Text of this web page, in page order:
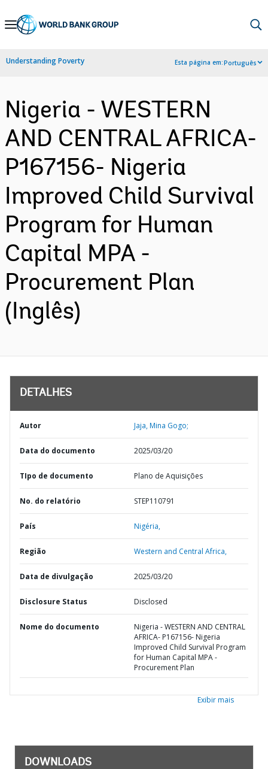
Skip
Navigation
Understanding Poverty Esta página em:Português
Nigeria - WESTERN
AND CENTRAL AFRICA-
P167156- Nigeria
Improved Child Survival
Program for Human
Capital MPA -
Procurement Plan
(Inglês)
DETALHES
Autor Jaja, Mina Gogo;
Data do documento 2025/03/20
TIpo de documento Plano de Aquisições
No. do relatório STEP110791
País Nigéria,
Região Western and Central Africa,
Data de divulgação 2025/03/20
Disclosure Status Disclosed
Nome do documento
Nigeria - WESTERN AND CENTRAL
AFRICA- P167156- Nigeria
Improved Child Survival Program
for Human Capital MPA -
Procurement Plan
Exibir mais
DOWNLOADS